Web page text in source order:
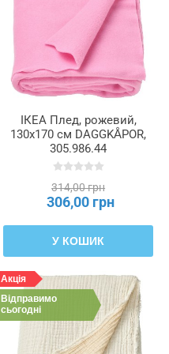
ІКЕА Плед, рожевий,
130x170 см DAGGKÅPOR,
305.986.44
314,00 грн
306,00 грн
У КОШИК
Акція
Відправимо
сьогодні